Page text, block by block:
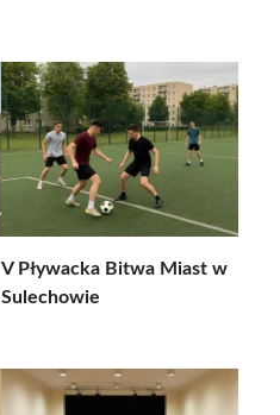
V Pływacka Bitwa Miast w
Sulechowie